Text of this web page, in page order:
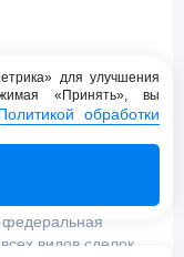
видов сделок
для улучшения
«Принять», вы
обработки